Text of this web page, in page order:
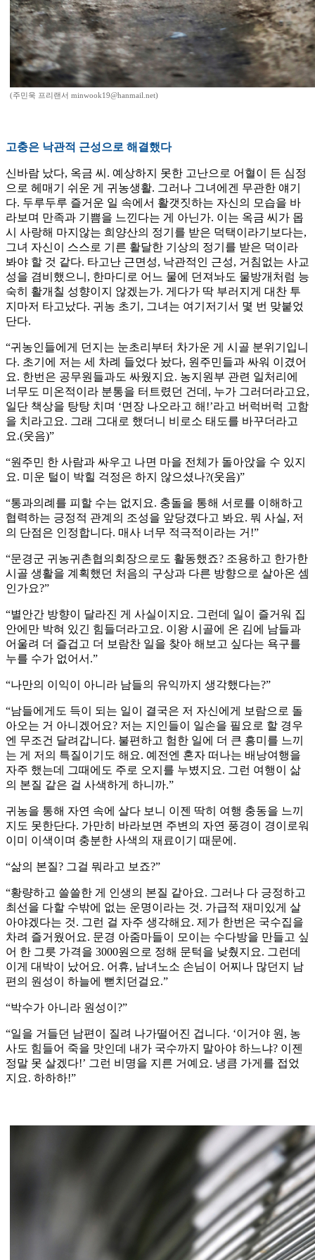
(주민욱 프리랜서 minwook19@hanmail.net)
고충은 낙관적 근성으로 해결했다
신바람 났다, 옥금 씨. 예상하지 못한 고난으로 어혈이 든 심정
으로 헤매기 쉬운 게 귀농생활. 그러나 그녀에겐 무관한 얘기
다. 두루두루 즐거운 일 속에서 활갯짓하는 자신의 모습을 바
라보며 만족과 기쁨을 느낀다는 게 아닌가. 이는 옥금 씨가 몹
시 사랑해 마지않는 희양산의 정기를 받은 덕택이라기보다는,
그녀 자신이 스스로 기른 활달한 기상의 정기를 받은 덕이라
봐야 할 것 같다. 타고난 근면성, 낙관적인 근성, 거침없는 사교
성을 겸비했으니, 한마디로 어느 물에 던져놔도 물방개처럼 능
숙히 활개칠 성향이지 않겠는가. 게다가 딱 부러지게 대찬 투
지마저 타고났다. 귀농 초기, 그녀는 여기저기서 몇 번 맞붙었
단다.
“귀농인들에게 던지는 눈초리부터 차가운 게 시골 분위기입니
다. 초기에 저는 세 차례 들었다 놨다, 원주민들과 싸워 이겼어
요. 한번은 공무원들과도 싸웠지요. 농지원부 관련 일처리에
너무도 미온적이라 분통을 터트렸던 건데, 누가 그러더라고요,
일단 책상을 탕탕 치며 ‘면장 나오라고 해!’라고 버럭버럭 고함
을 치라고요. 그래 그대로 했더니 비로소 태도를 바꾸더라고
요.(웃음)”
“원주민 한 사람과 싸우고 나면 마을 전체가 돌아앉을 수 있지
요. 미운 털이 박힐 걱정은 하지 않으셨나?(웃음)”
“통과의례를 피할 수는 없지요. 충돌을 통해 서로를 이해하고
협력하는 긍정적 관계의 조성을 앞당겼다고 봐요. 뭐 사실, 저
의 단점은 인정합니다. 매사 너무 적극적이라는 거!”
“문경군 귀농귀촌협의회장으로도 활동했죠? 조용하고 한가한
시골 생활을 계획했던 처음의 구상과 다른 방향으로 살아온 셈
인가요?”
“별안간 방향이 달라진 게 사실이지요. 그런데 일이 즐거워 집
안에만 박혀 있긴 힘들더라고요. 이왕 시골에 온 김에 남들과
어울려 더 즐겁고 더 보람찬 일을 찾아 해보고 싶다는 욕구를
누를 수가 없어서.”
“나만의 이익이 아니라 남들의 유익까지 생각했다는?”
“남들에게도 득이 되는 일이 결국은 저 자신에게 보람으로 돌
아오는 거 아니겠어요? 저는 지인들이 일손을 필요로 할 경우
엔 무조건 달려갑니다. 불편하고 험한 일에 더 큰 흥미를 느끼
는 게 저의 특질이기도 해요. 예전엔 혼자 떠나는 배낭여행을
자주 했는데 그때에도 주로 오지를 누볐지요. 그런 여행이 삶
의 본질 같은 걸 사색하게 하니까.”
귀농을 통해 자연 속에 살다 보니 이젠 딱히 여행 충동을 느끼
지도 못한단다. 가만히 바라보면 주변의 자연 풍경이 경이로워
이미 이색이며 충분한 사색의 재료이기 때문에.
“삶의 본질? 그걸 뭐라고 보죠?”
“황량하고 쓸쓸한 게 인생의 본질 같아요. 그러나 다 긍정하고
최선을 다할 수밖에 없는 운명이라는 것. 가급적 재미있게 살
아야겠다는 것. 그런 걸 자주 생각해요. 제가 한번은 국수집을
차려 즐거웠어요. 문경 아줌마들이 모이는 수다방을 만들고 싶
어 한 그릇 가격을 3000원으로 정해 문턱을 낮췄지요. 그런데
이게 대박이 났어요. 어휴, 남녀노소 손님이 어찌나 많던지 남
편의 원성이 하늘에 뻗치던걸요.”
“박수가 아니라 원성이?”
“일을 거들던 남편이 질려 나가떨어진 겁니다. ‘이거야 원, 농
사도 힘들어 죽을 맛인데 내가 국수까지 말아야 하느냐? 이젠
정말 못 살겠다!’ 그런 비명을 지른 거예요. 냉큼 가게를 접었
지요. 하하하!”